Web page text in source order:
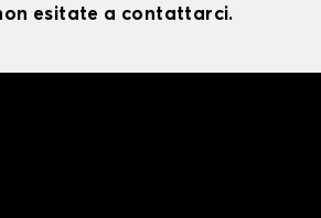
esitate a contattarci.